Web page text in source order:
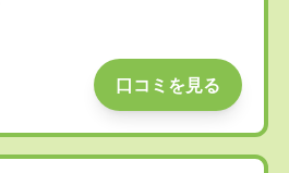
口コミを見る